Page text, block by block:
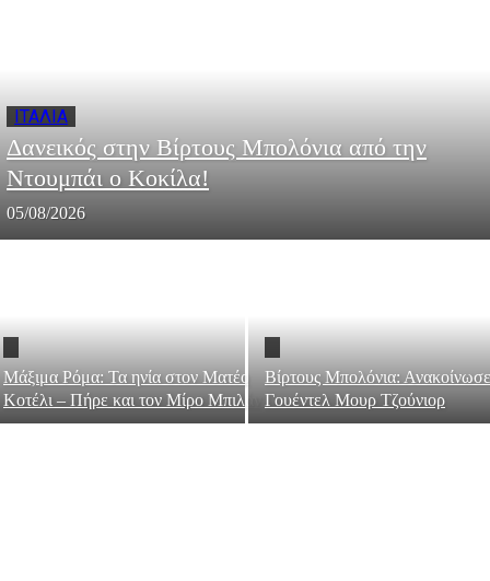
ΙΤΑΛΙΑ
Δανεικός στην Βίρτους Μπολόνια από την
Ντουμπάι ο Κοκίλα!
05/08/2026
Μάξιμα Ρόμα: Τα ηνία στον Ματέο
Κοτέλι – Πήρε και τον Μίρο Μπιλάν
Βίρτους Μπολόνια:
Γουέντελ Μουρ Τζούνιορ